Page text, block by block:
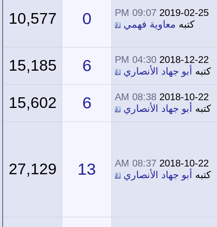
2019-02-25
09:07 PM
كتبه معاوية فهمي 0
10,577
2018-12-22
04:30 PM
كتبه
أبو جهاد الأنصاري 6
15,185
2018-10-22
08:38 AM
كتبه
أبو جهاد الأنصاري 6
15,602
2018-10-22
08:37 AM
كتبه
أبو جهاد الأنصاري 13
27,129